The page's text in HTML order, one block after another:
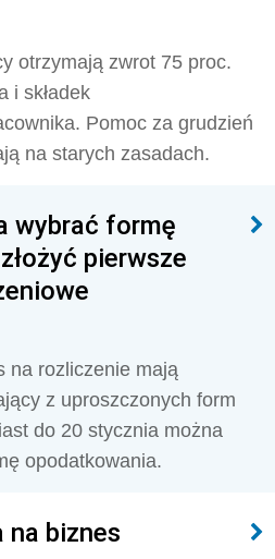
otrzymają zwrot 75 proc.
i składek
Pomoc za grudzień
na starych zasadach.
wybrać formę
pierwsze
na rozliczenie mają
z uproszczonych form
do 20 stycznia można
opodatkowania.
na biznes